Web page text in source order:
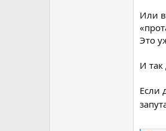
Или
Это
И так
Если